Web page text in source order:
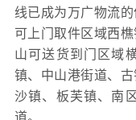
线已成为万广物流
可上门取件区域西
山可送货到门区域
镇、中山港街道、
沙镇、板芙镇、南
道。